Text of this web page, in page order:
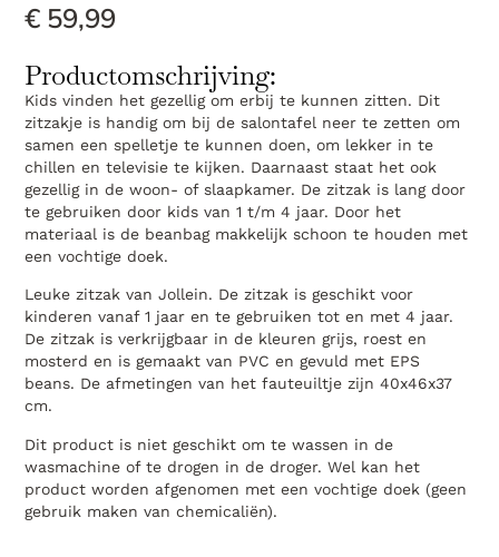
€ 59,99
Productomschrijving:
Kids vinden het gezellig om erbij te kunnen zitten. Dit
zitzakje is handig om bij de salontafel neer te zetten om
samen een spelletje te kunnen doen, om lekker in te
chillen en televisie te kijken. Daarnaast staat het ook
gezellig in de woon- of slaapkamer. De zitzak is lang door
te gebruiken door kids van 1 t/m 4 jaar. Door het
materiaal is de beanbag makkelijk schoon te houden met
een vochtige doek.
Leuke zitzak van Jollein. De zitzak is geschikt voor
kinderen vanaf 1 jaar en te gebruiken tot en met 4 jaar.
De zitzak is verkrijgbaar in de kleuren grijs, roest en
mosterd en is gemaakt van PVC en gevuld met EPS
beans. De afmetingen van het fauteuiltje zijn 40x46x37
cm.
Dit product is niet geschikt om te wassen in de
wasmachine of te drogen in de droger. Wel kan het
product worden afgenomen met een vochtige doek (geen
gebruik maken van chemicaliën).